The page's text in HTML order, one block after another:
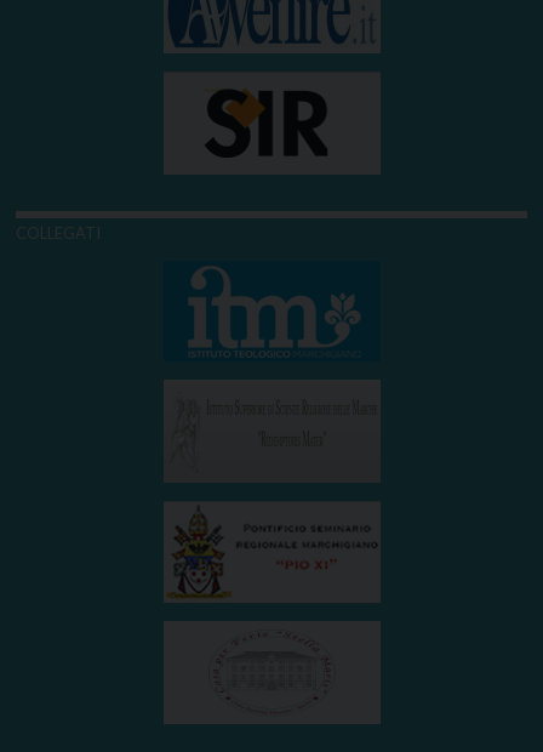
COLLEGATI